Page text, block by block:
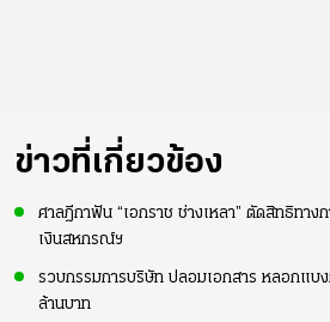
ข่าวที่เกี่ยวข้อง
ศาลฎีกาฟัน “เอกราช ช่างเหลา” ตัดสิทธิทา
เงินสหกรณ์ฯ
รวบกรรมการบริษัท ปลอมเอกสาร หลอกแบ
ล้านบาท